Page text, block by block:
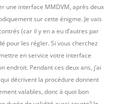
une interface MMDVM, après deux
sur cette énigme. Je vais
(car il y en a eu d’autres par
pour les régler. Si vous cherchez
en service votre interface
endroit. Pendant ces deux ans, j’ai
décrivent la procédure donnent
valables, donc à quoi bon